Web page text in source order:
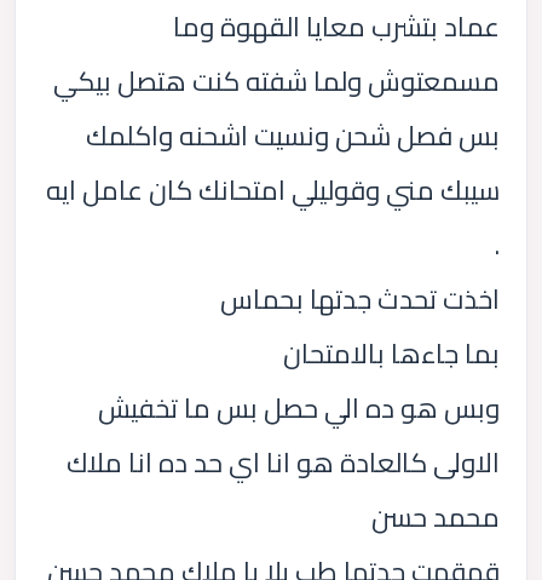
عماد بتشرب معايا القهوة وما
مسمعتوش ولما شفته كنت هتصل بيكي
بس فصل شحن ونسيت اشحنه واكلمك
سيبك مني وقوليلي امتحانك كان عامل ايه
.
اخذت تحدث جدتها بحماس
بما جاءها بالامتحان
وبس هو ده الي حصل بس ما تخفيش
الاولى كالعادة هو انا اي حد ده انا ملاك
محمد حسن